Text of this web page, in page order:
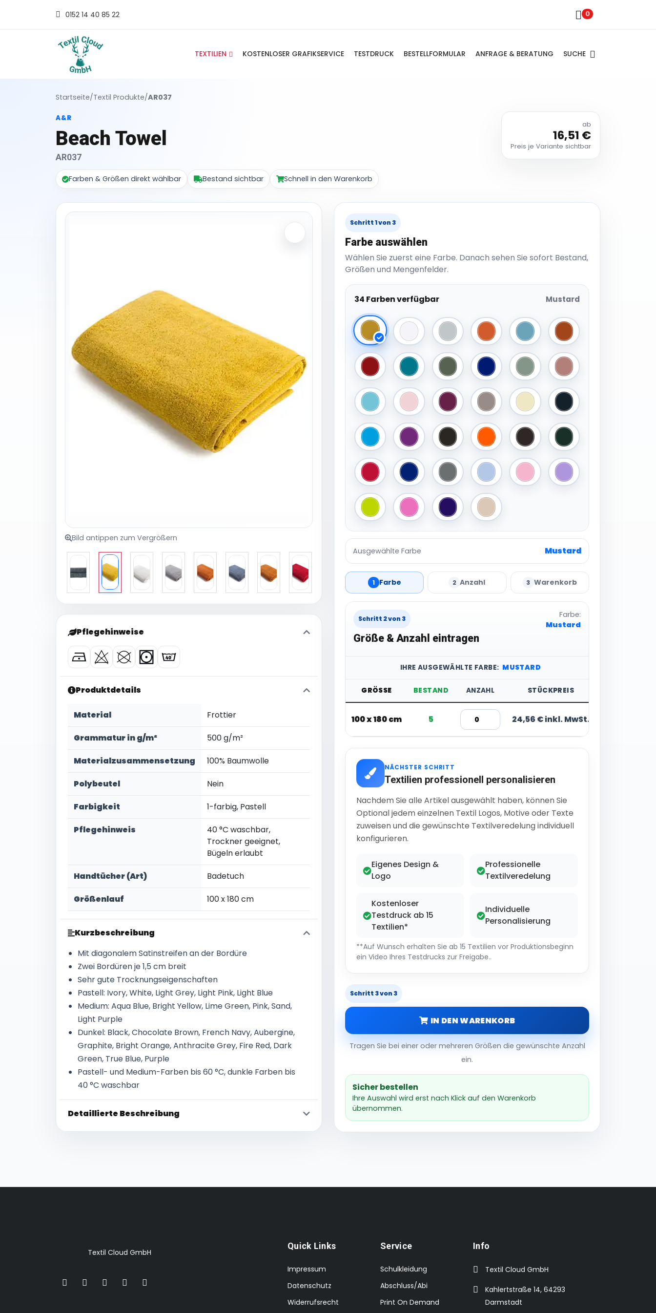
0152 14 40 85 22 0
TEXTILIEN KOSTENLOSER GRAFIKSERVICE TESTDRUCK BESTELLFORMULAR ANFRAGE & BERATUNG SUCHE
Startseite/Textil Produkte/AR037
A&R
Beach Towel
AR037
Farben & Größen direkt wählbar Bestand sichtbar Schnell in den Warenkorb
ab
16,51 €
Preis je Variante sichtbar
Bild antippen zum Vergrößern
Pflegehinweise
Produktdetails
Material Frottier
Grammatur in g/m² 500 g/m²
Materialzusammensetzung 100% Baumwolle
Polybeutel Nein
Farbigkeit 1-farbig, Pastell
Pflegehinweis
40 °C waschbar,
Trockner geeignet,
Bügeln erlaubt
Handtücher (Art) Badetuch
Größenlauf 100 x 180 cm
Kurzbeschreibung
Mit diagonalem Satinstreifen an der Bordüre
Zwei Bordüren je 1,5 cm breit
Sehr gute Trocknungseigenschaften
Pastell: Ivory, White, Light Grey, Light Pink, Light Blue
Medium: Aqua Blue, Bright Yellow, Lime Green, Pink, Sand,
Light Purple
Dunkel: Black, Chocolate Brown, French Navy, Aubergine,
Graphite, Bright Orange, Anthracite Grey, Fire Red, Dark
Green, True Blue, Purple
Pastell- und Medium-Farben bis 60 °C, dunkle Farben bis
40 °C waschbar
Detaillierte Beschreibung
Schritt 1 von 3
Farbe auswählen
Wählen Sie zuerst eine Farbe. Danach sehen Sie sofort Bestand,
Größen und Mengenfelder.
34 Farben verfügbar Mustard
Mustard White Light Grey Cinnamon Jeans Blue Terra
Deep Red Deep Blue Army GreenTrue Blue Old Green Old Pink
Pacific Blue Blossom PinkBurgundy CappuccinoIvory Graphite
Aqua Blue Aubergine Black Bright OrangeChocolate BrownDark Green
Fire Red French NavyAnthracite Grey
Light Blue Light Pink Light Purple
Lime Green Pink Purple Sand
Ausgewählte Farbe Mustard
1 Farbe 2 Anzahl 3 Warenkorb
Schritt 2 von 3
Größe & Anzahl eintragen
Farbe:
Mustard
IHRE AUSGEWÄHLTE FARBE: MUSTARD
GRÖSSE BESTAND ANZAHL STÜCKPREIS
100 x 180 cm 5 24,56 € inkl. MwSt.
NÄCHSTER SCHRITT
Textilien professionell personalisieren
Nachdem Sie alle Artikel ausgewählt haben, können Sie
Optional jedem einzelnen Textil Logos, Motive oder Texte
zuweisen und die gewünschte Textilveredelung individuell
konfigurieren.
Eigenes Design &
Logo
Professionelle
Textilveredelung
Kostenloser
Testdruck ab 15
Textilien*
Individuelle
Personalisierung
**Auf Wunsch erhalten Sie ab 15 Textilien vor Produktionsbeginn
ein Video Ihres Testdrucks zur Freigabe..
Schritt 3 von 3
IN DEN WARENKORB
Tragen Sie bei einer oder mehreren Größen die gewünschte Anzahl
ein.
Sicher bestellen
Ihre Auswahl wird erst nach Klick auf den Warenkorb
übernommen.
Textil Cloud GmbH
Quick Links
Impressum
Datenschutz
Widerrufsrecht
Service
Schulkleidung
Abschluss/Abi
Print On Demand
Info
Textil Cloud GmbH
Kahlertstraße 14, 64293
Darmstadt